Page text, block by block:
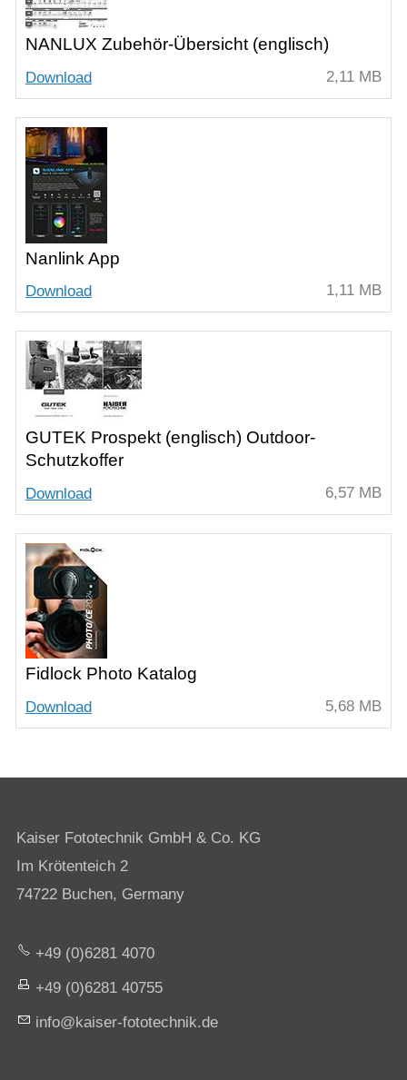
NANLUX Zubehör-Übersicht (englisch)
2,11 MB
Download
Nanlink App
1,11 MB
Download
GUTEK Prospekt (englisch) Outdoor-
Schutzkoffer
6,57 MB
Download
Fidlock Photo Katalog
5,68 MB
Download
Kaiser Fototechnik GmbH & Co. KG
Im Krötenteich 2
74722 Buchen, Germany
+49 (0)6281 4070
+49 (0)6281 40755
nf
k s r-f t t chn k d